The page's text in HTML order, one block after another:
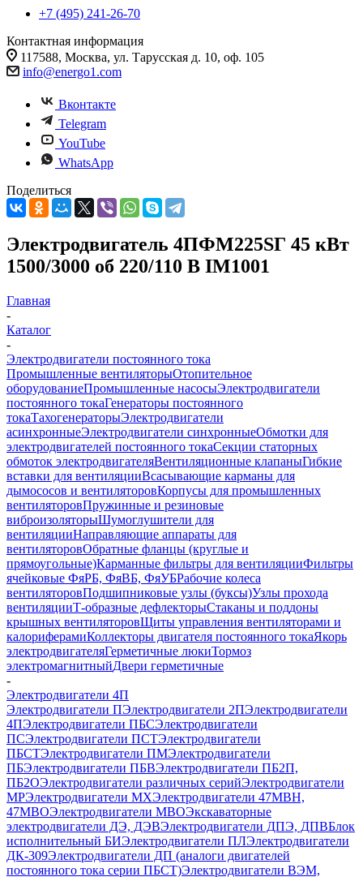
+7 (495) 241-26-70
Контактная информация
117588, Москва, ул. Тарусская д. 10, оф. 105
info@energo1.com
Вконтакте
Telegram
YouTube
WhatsApp
Поделиться
Электродвигатель 4ПФМ225SГ 45 кВт
1500/3000 об 220/110 В IM1001
Главная
-
Каталог
-
Электродвигатели постоянного тока
Промышленные вентиляторыОтопительное
оборудованиеПромышленные насосыЭлектродвигатели
постоянного токаГенераторы постоянного
токаТахогенераторыЭлектродвигатели
асинхронныеЭлектродвигатели синхронныеОбмотки для
электродвигателей постоянного токаСекции статорных
обмоток электродвигателяВентиляционные клапаныГибкие
вставки для вентиляцииВсасывающие карманы для
дымососов и вентиляторовКорпусы для промышленных
вентиляторовПружинные и резиновые
виброизоляторыШумоглушители для
вентиляцииНаправляющие аппараты для
вентиляторовОбратные фланцы (круглые и
прямоугольные)Карманные фильтры для вентиляцииФильтры
ячейковые ФяРБ, ФяВБ, ФяУБРабочие колеса
вентиляторовПодшипниковые узлы (буксы)Узлы прохода
вентиляцииТ-образные дефлекторыСтаканы и поддоны
крышных вентиляторовЩиты управления вентиляторами и
калориферамиКоллекторы двигателя постоянного токаЯкорь
электродвигателяГерметичные люкиТормоз
электромагнитныйДвери герметичные
-
Электродвигатели 4П
Электродвигатели ПЭлектродвигатели 2ПЭлектродвигатели
4ПЭлектродвигатели ПБСЭлектродвигатели
ПСЭлектродвигатели ПСТЭлектродвигатели
ПБСТЭлектродвигатели ПМЭлектродвигатели
ПБЭлектродвигатели ПБВЭлектродвигатели ПБ2П,
ПБ2ОЭлектродвигатели различных серийЭлектродвигатели
МРЭлектродвигатели MXЭлектродвигатели 47MBH,
47МВОЭлектродвигатели MBOЭкскаваторные
электродвигатели ДЭ, ДЭВЭлектродвигатели ДПЭ, ДПВБлок
исполнительный БИЭлектродвигатели ПЛЭлектродвигатели
ДК-309Электродвигатели ДП (аналоги двигателей
постоянного тока серии ПБСТ)Электродвигатели ВЭМ,